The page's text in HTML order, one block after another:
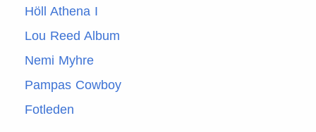
Höll Athena I
Lou Reed Album
Nemi Myhre
Pampas Cowboy
Fotleden